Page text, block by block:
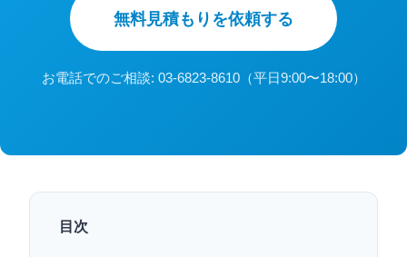
無料見積もりを依頼する
お電話でのご相談: 03-6823-8610（平日9:00〜18:00）
目次